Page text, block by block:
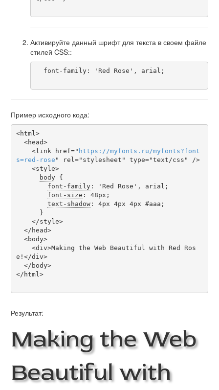
Активируйте данный шрифт для текста в своем файле
стилей CSS::
Пример исходного кода:
<html>
    <link href="
https ://myfonts . ru/myfonts?font
s=red-rose " rel="stylesheet" type="text/css" />
body {
font-family: 'Red Rose', arial;
font-size : 48px;
text-shadow: 4px 4px 4px #aaa;
e!</div>
</html>
Результат:
Making the Web
Beautiful with